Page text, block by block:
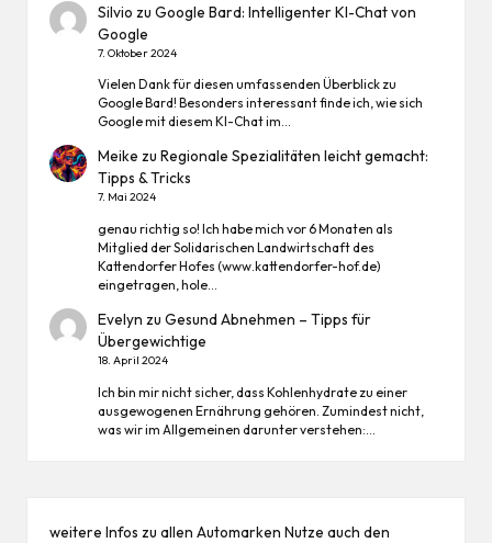
Silvio zuGoogle Bard: Intelligenter KI-Chat von
Google
7. Oktober 2024
Vielen Dank für diesen umfassenden Überblick zu
Google Bard! Besonders interessant finde ich, wie sich
Google mit diesem KI-Chat im…
Meike zuRegionale Spezialitäten leicht gemacht:
Tipps & Tricks
7. Mai 2024
genau richtig so! Ich habe mich vor 6 Monaten als
Mitglied der Solidarischen Landwirtschaft des
Kattendorfer Hofes (www.kattendorfer-hof.de)
eingetragen, hole…
Evelyn zuGesund Abnehmen – Tipps für
Übergewichtige
18. April 2024
Ich bin mir nicht sicher, dass Kohlenhydrate zu einer
ausgewogenen Ernährung gehören. Zumindest nicht,
was wir im Allgemeinen darunter verstehen:…
weitere Infos zu allen Automarken Nutze auch den